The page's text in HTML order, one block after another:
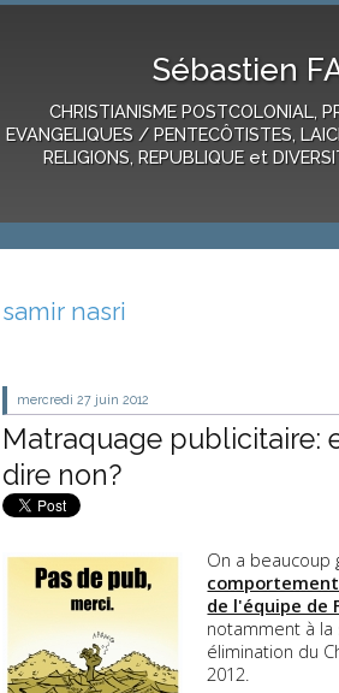
Sébastien
CHRISTIANISME POSTCOLONIAL,
EVANGELIQUES / PENTECÔTISTES,
RELIGIONS, REPUBLIQUE et
samir nasri
mercredi 27 juin 2012
Matraquage publicitaire:
dire non?
On a beaucoup
de l'équipe de
notamment à
élimination du
2012.